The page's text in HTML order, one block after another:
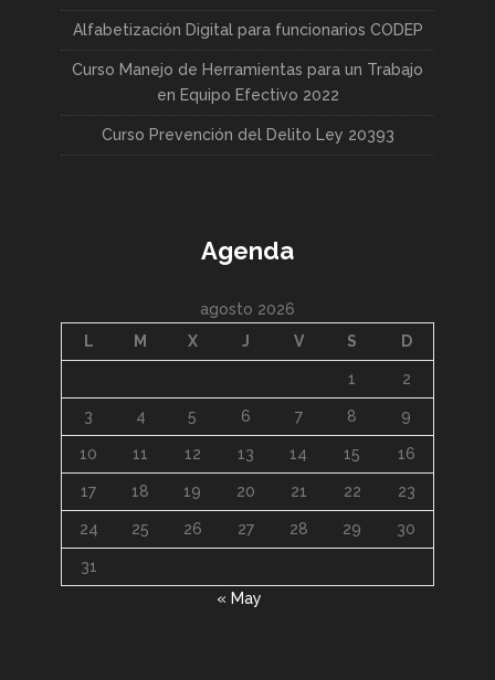
Alfabetización Digital para funcionarios CODEP
Curso Manejo de Herramientas para un Trabajo
en Equipo Efectivo 2022
Curso Prevención del Delito Ley 20393
Agenda
agosto 2026
L
M X J V S D
1 2
3 4 5 6 7 8 9
10 11 12 13 14 15 16
17 18 19 20 21 22 23
24 25 26 27 28 29 30
31
« May